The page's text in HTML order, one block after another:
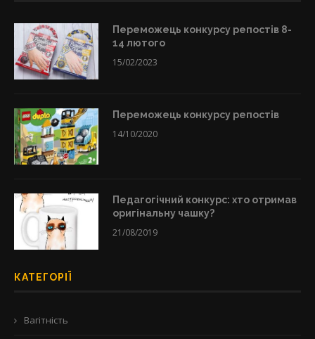
Переможець конкурсу репостів 8-
14 лютого
15/02/2023
Переможець конкурсу репостів
14/10/2020
Педагогічний конкурс: хто отримав
оригінальну чашку?
21/08/2019
КАТЕГОРІЇ
Вагітність